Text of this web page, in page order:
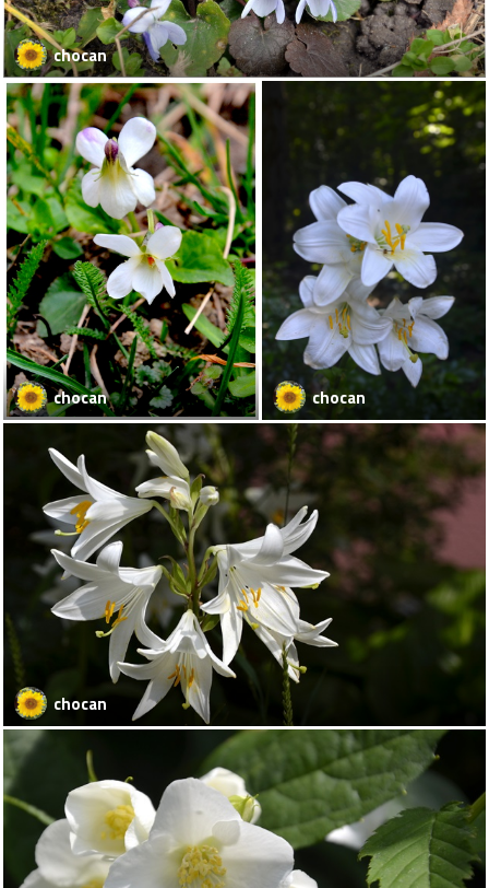
chocan
chocan chocan
chocan